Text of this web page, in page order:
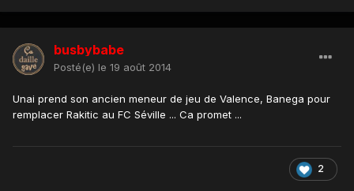
busbybabe
Posté(e) le 19 août 2014
Unai prend son ancien meneur de jeu de Valence, Banega pour
remplacer Rakitic au FC Séville ... Ca promet ...
2